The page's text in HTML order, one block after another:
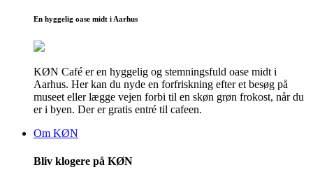
En hyggelig oase midt i Aarhus
KØN Café er en hyggelig og stemningsfuld oase midt i
Aarhus. Her kan du nyde en forfriskning efter et besøg på
museet eller lægge vejen forbi til en skøn grøn frokost, når du
er i byen. Der er gratis entré til cafeen.
Om KØN
Bliv klogere på KØN